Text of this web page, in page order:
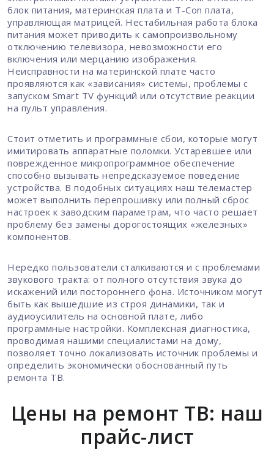
блок питания, материнская плата и T-Con плата,
управляющая матрицей. Нестабильная работа блока
питания может приводить к самопроизвольному
отключению телевизора, невозможности его
включения или мерцанию изображения.
Неисправности на материнской плате часто
проявляются как «зависания» системы, проблемы с
запуском Smart TV функций или отсутствие реакции
на пульт управления.
Стоит отметить и программные сбои, которые могут
имитировать аппаратные поломки. Устаревшее или
поврежденное микропрограммное обеспечение
способно вызывать непредсказуемое поведение
устройства. В подобных ситуациях наш телемастер
может выполнить перепрошивку или полный сброс
настроек к заводским параметрам, что часто решает
проблему без замены дорогостоящих «железных»
компонентов.
Нередко пользователи сталкиваются и с проблемами
звукового тракта: от полного отсутствия звука до
искажений или постороннего фона. Источником могут
быть как вышедшие из строя динамики, так и
аудиоусилитель на основной плате, либо
программные настройки. Комплексная диагностика,
проводимая нашими специалистами на дому,
позволяет точно локализовать источник проблемы и
определить экономически обоснованный путь
ремонта ТВ.
Цены на ремонт ТВ: наш
прайс-лист